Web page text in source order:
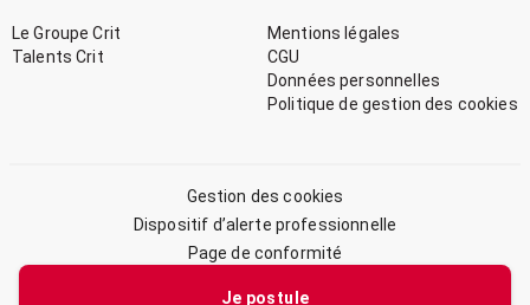
Je postule
Le Groupe Crit
Talents Crit
Mentions légales
CGU
Données personnelles
Politique de gestion des cookies
Gestion des cookies
Dispositif d’alerte professionnelle
Page de conformité